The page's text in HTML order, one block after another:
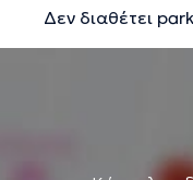
Δεν διαθέτει